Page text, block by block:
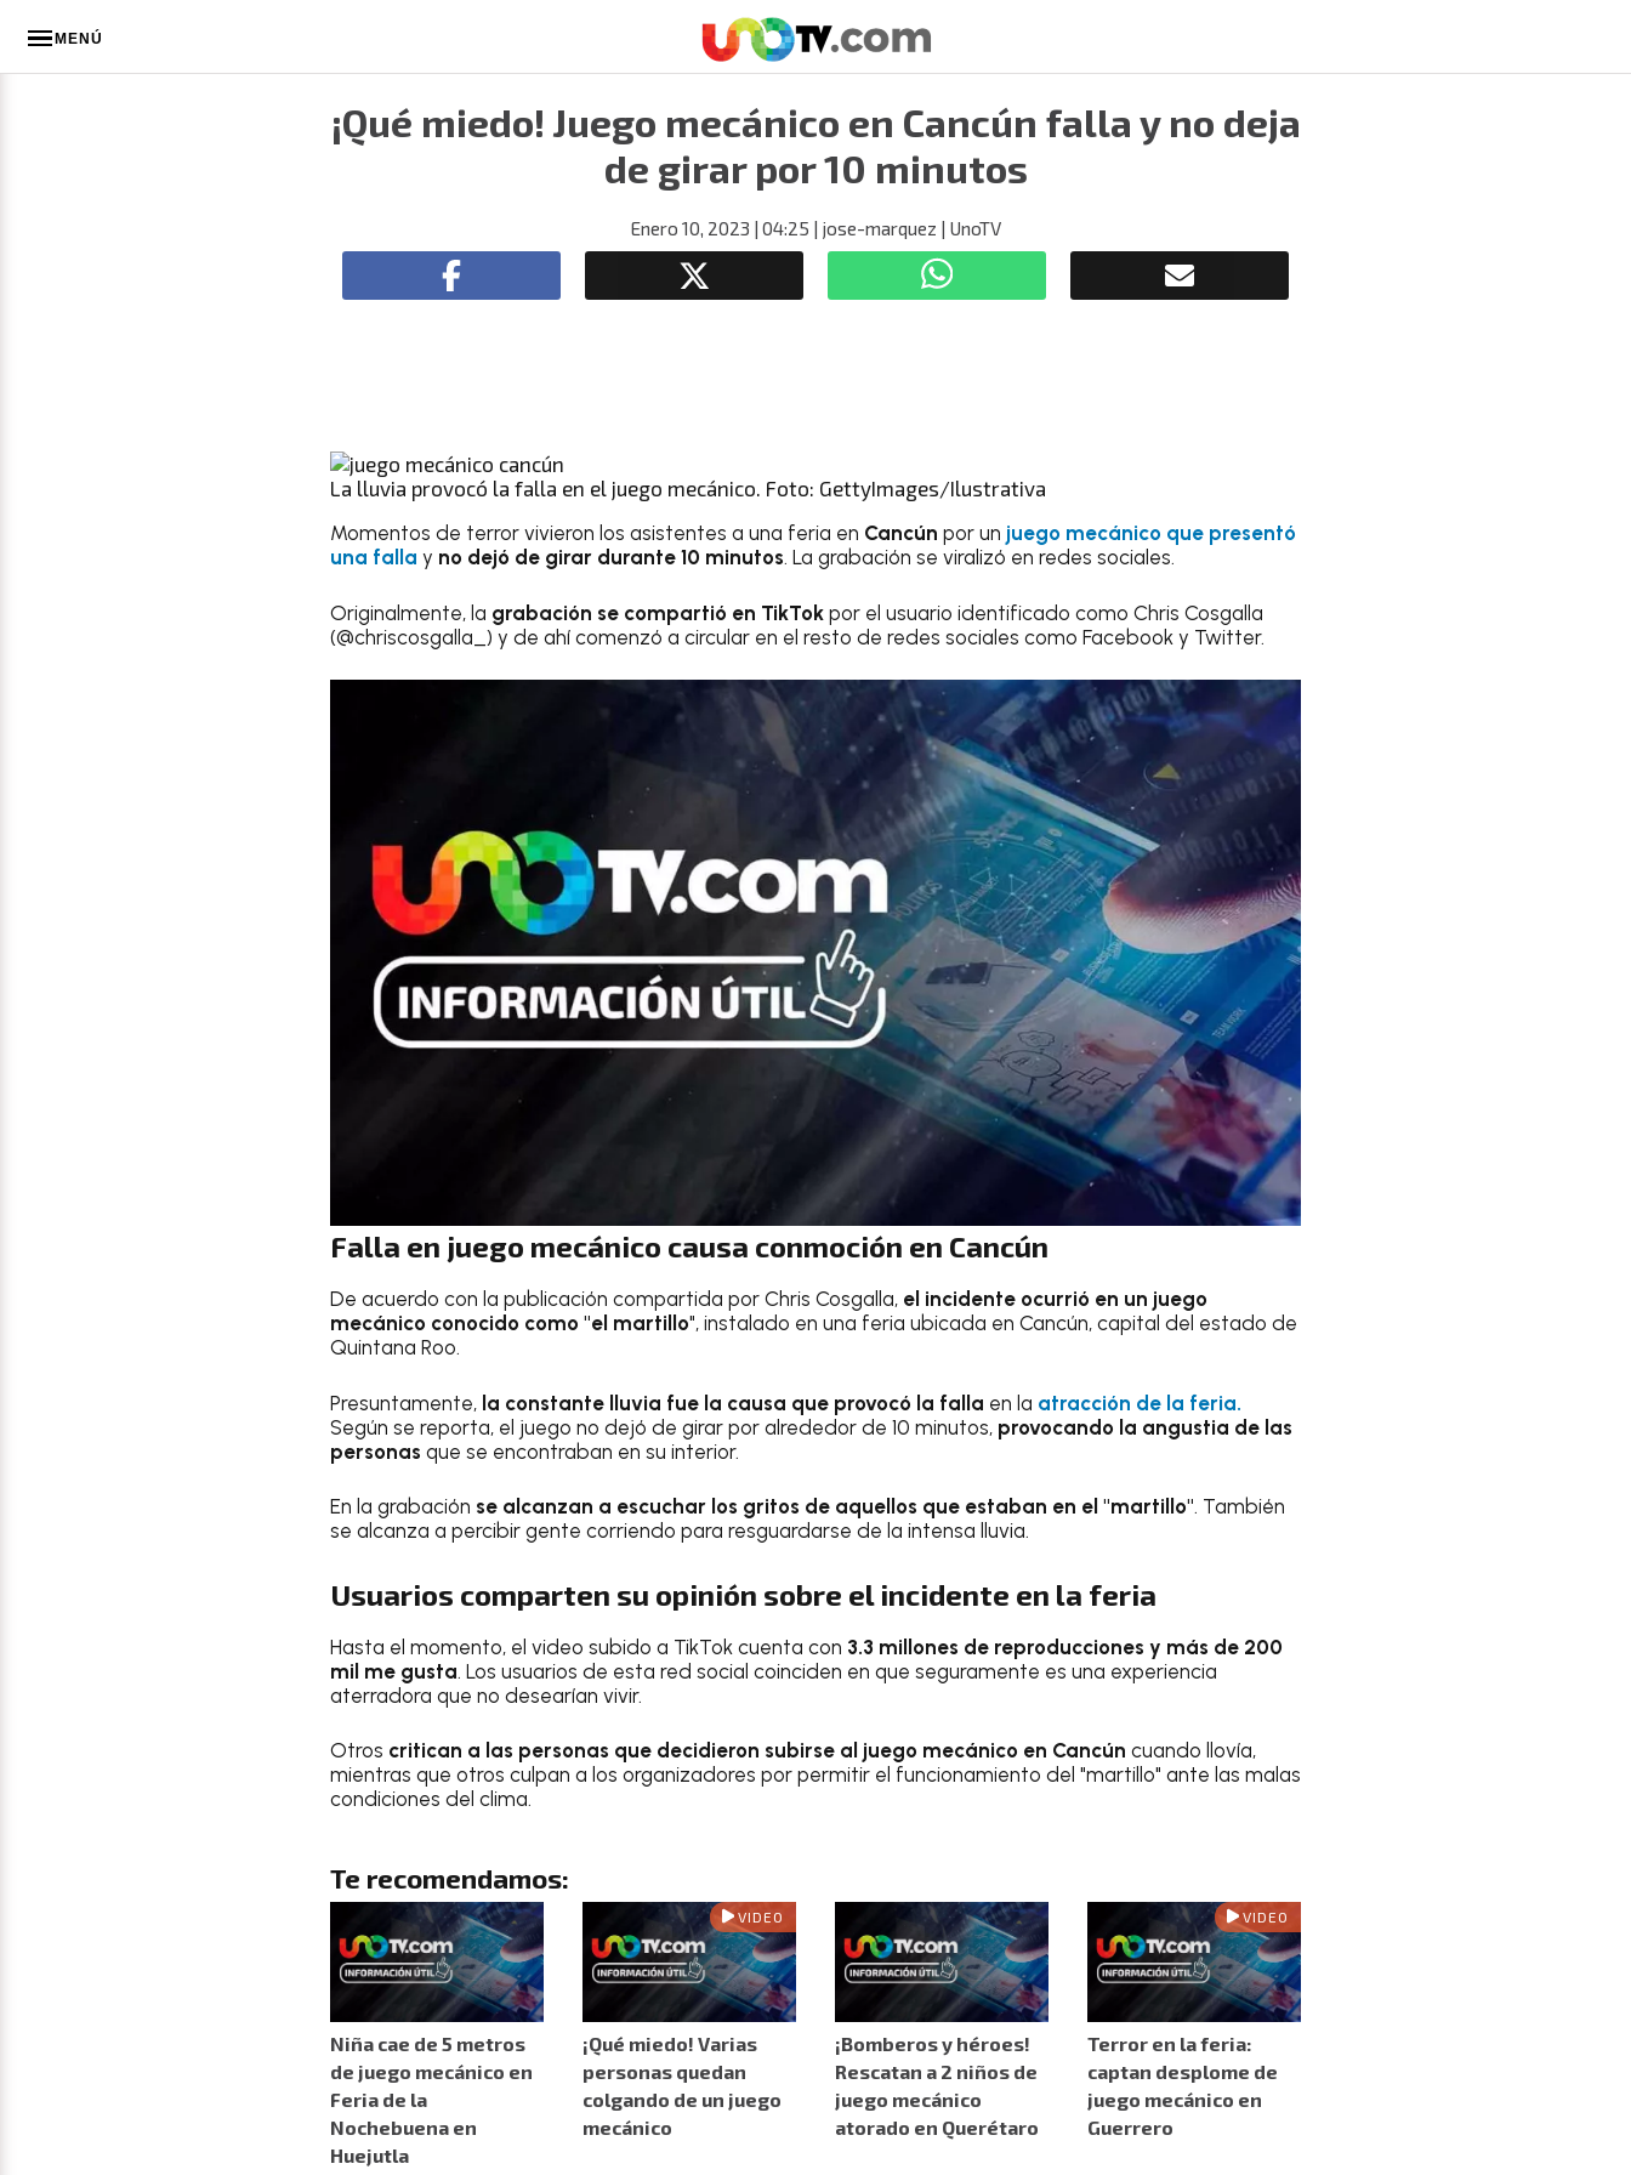
MENÚ
¡Qué miedo! Juego mecánico en Cancún falla y no deja
de girar por 10 minutos
Enero 10, 2023 | 04:25 | jose-marquez | UnoTV
La lluvia provocó la falla en el juego mecánico. Foto: GettyImages/Ilustrativa
Momentos de terror vivieron los asistentes a una feria en Cancún por un juego mecánico que presentó
una falla y no dejó de girar durante 10 minutos. La grabación se viralizó en redes sociales.
Originalmente, la grabación se compartió en TikTok por el usuario identificado como Chris Cosgalla
(@chriscosgalla_) y de ahí comenzó a circular en el resto de redes sociales como Facebook y Twitter.
Falla en juego mecánico causa conmoción en Cancún
De acuerdo con la publicación compartida por Chris Cosgalla, el incidente ocurrió en un juego
mecánico conocido como "el martillo", instalado en una feria ubicada en Cancún, capital del estado de
Quintana Roo.
Presuntamente, la constante lluvia fue la causa que provocó la falla en la atracción de la feria.
Según se reporta, el juego no dejó de girar por alrededor de 10 minutos, provocando la angustia de las
personas que se encontraban en su interior.
En la grabación se alcanzan a escuchar los gritos de aquellos que estaban en el "martillo". También
se alcanza a percibir gente corriendo para resguardarse de la intensa lluvia.
Usuarios comparten su opinión sobre el incidente en la feria
Hasta el momento, el video subido a TikTok cuenta con 3.3 millones de reproducciones y más de 200
mil me gusta. Los usuarios de esta red social coinciden en que seguramente es una experiencia
aterradora que no desearían vivir.
Otros critican a las personas que decidieron subirse al juego mecánico en Cancún cuando llovía,
mientras que otros culpan a los organizadores por permitir el funcionamiento del "martillo" ante las malas
condiciones del clima.
Te recomendamos:
Niña cae de 5 metros
de juego mecánico en
Feria de la
Nochebuena en
Huejutla
VIDEO
¡Qué miedo! Varias
personas quedan
colgando de un juego
mecánico
¡Bomberos y héroes!
Rescatan a 2 niños de
juego mecánico
atorado en Querétaro
VIDEO
Terror en la feria:
captan desplome de
juego mecánico en
Guerrero